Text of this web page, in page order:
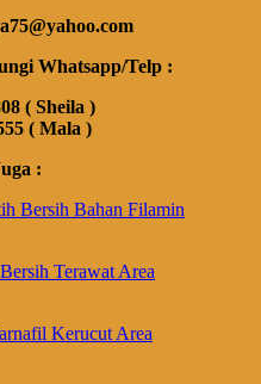
Whatsapp/Telp :
( Sheila )
( Mala )
:
Bersih Bahan Filamin
Terawat Area
Kerucut Area